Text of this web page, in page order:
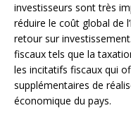
investisseurs sont très
réduire le coût global de
retour sur
fiscaux tels que la
les incitatifs fiscaux qui
supplémentaires de
économique du pays.